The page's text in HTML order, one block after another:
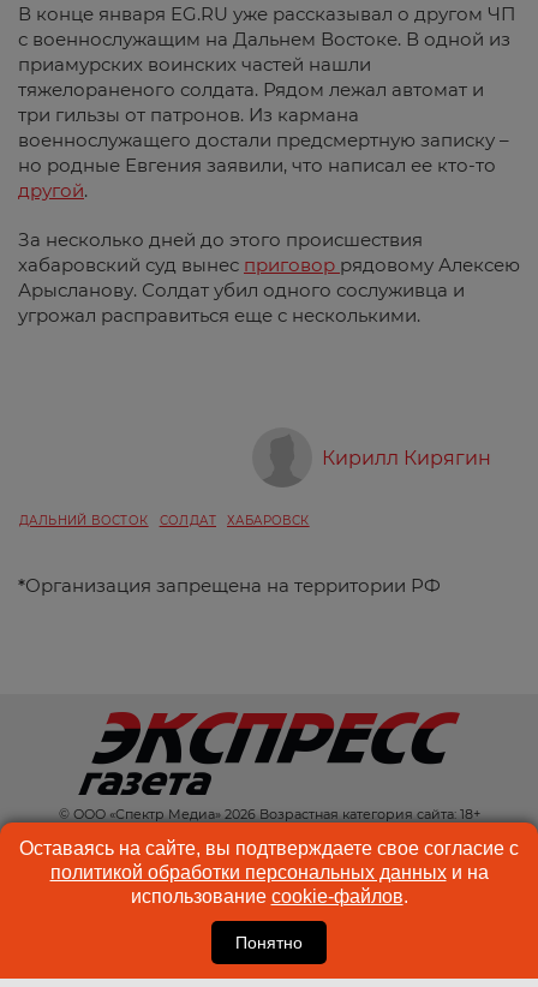
В конце января EG.RU уже рассказывал о другом ЧП
с военнослужащим на Дальнем Востоке. В одной из
приамурских воинских частей нашли
тяжелораненого солдата. Рядом лежал автомат и
три гильзы от патронов. Из кармана
военнослужащего достали предсмертную записку –
но родные Евгения заявили, что написал ее кто-то
другой.
За несколько дней до этого происшествия
хабаровский суд вынес приговор рядовому Алексею
Арысланову. Солдат убил одного сослуживца и
угрожал расправиться еще с несколькими.
Кирилл Кирягин
ДАЛЬНИЙ ВОСТОК СОЛДАТ ХАБАРОВСК
*Организация запрещена на территории РФ
© ООО «Спектр Медиа» 2026 Возрастная категория сайта: 18+
КОНТАКТЫ
РЕКЛАМА
КУКИ-ФАЙЛЫ
ПОЛЬЗОВАТЕЛЬСКОЕ
СОГЛАШЕНИЕ
Оставаясь на сайте, вы подтверждаете свое согласие с
политикой обработки персональных данныхи на
использование cookie-файлов.
Понятно